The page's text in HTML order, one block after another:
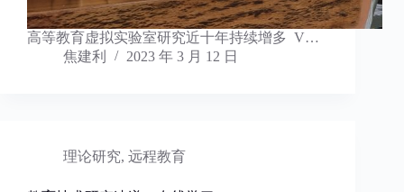
高等教育虚拟实验室研究近十年持续增多 V…
焦建利
2023 年 3 月 12 日
理论研究, 远程教育